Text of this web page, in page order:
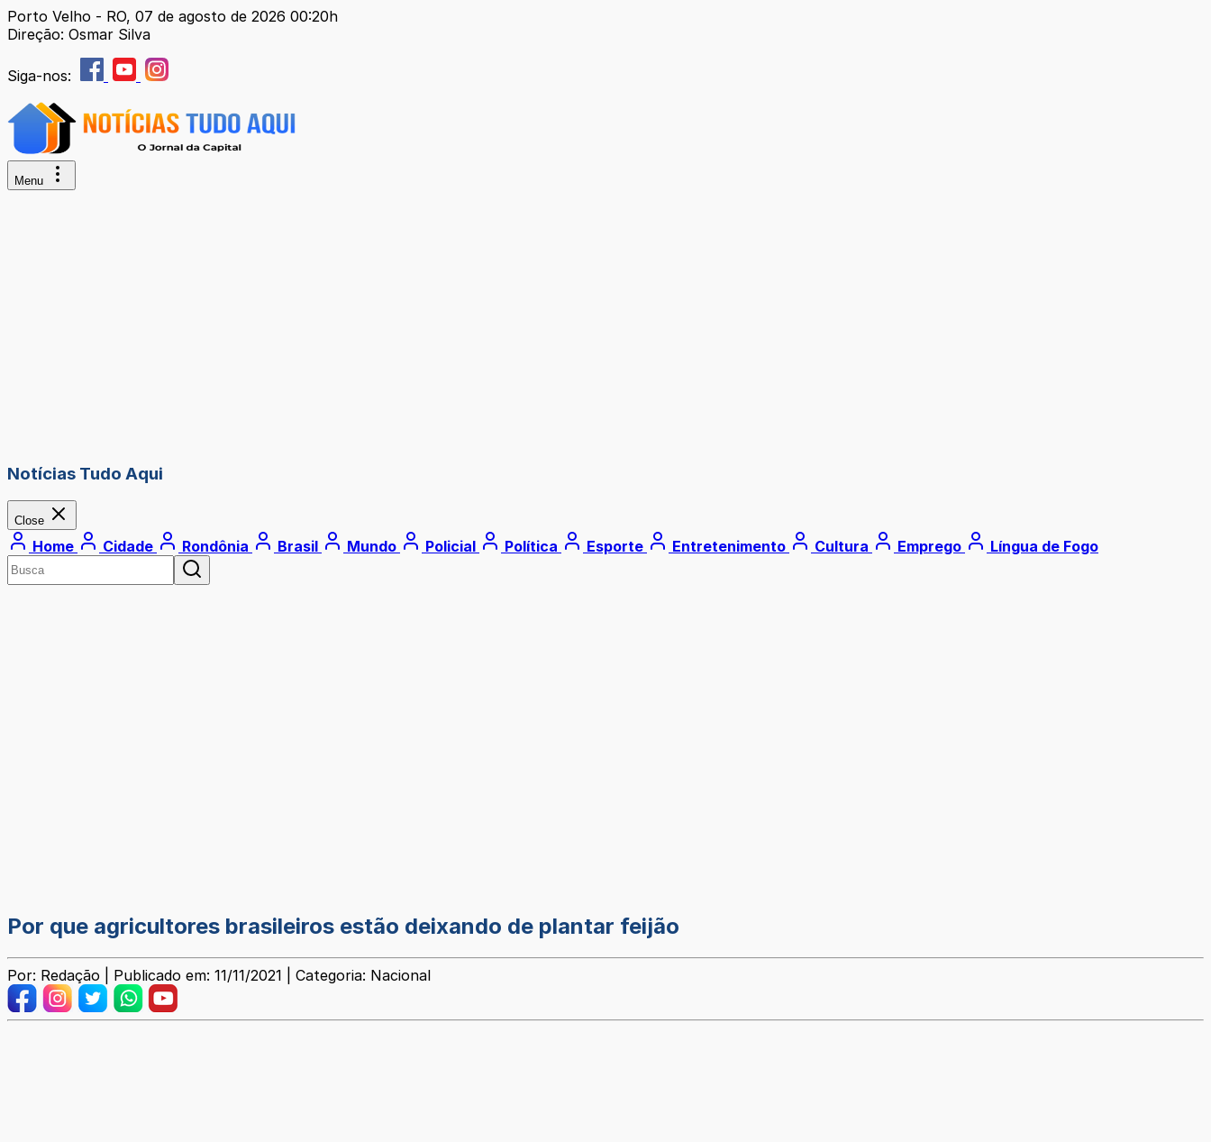
Porto Velho - RO, 07 de agosto de 2026 00:20h
Direção: Osmar Silva
Siga-nos:
Menu
Notícias Tudo Aqui
Close
Home Cidade Rondônia Brasil Mundo Policial Política Esporte Entretenimento Cultura Emprego Língua de Fogo
Por que agricultores brasileiros estão deixando de plantar feijão
Por: Redação | Publicado em: 11/11/2021 | Categoria: Nacional